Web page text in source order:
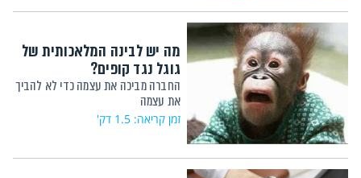
מה יש לבינה המלאכותית של
גוגל נגד קופים?
החברה מביכה את עצמה כדי לא להביך
את עצמה
זמן קריאה: 1.5 דק'